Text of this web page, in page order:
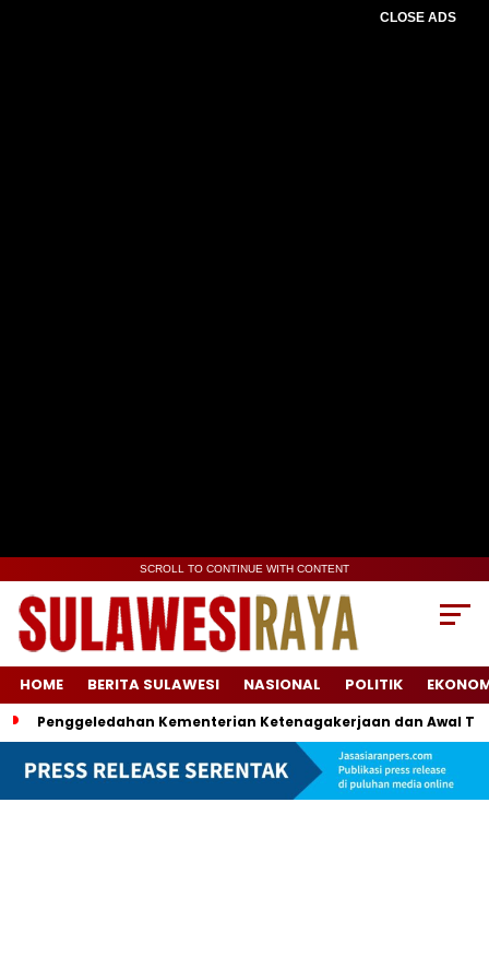
CLOSE ADS
SCROLL TO CONTINUE WITH CONTENT
HOME BERITA SULAWESI NASIONAL POLITIK
Penggeledahan Kementerian Ketenagakerjaan dan Awal